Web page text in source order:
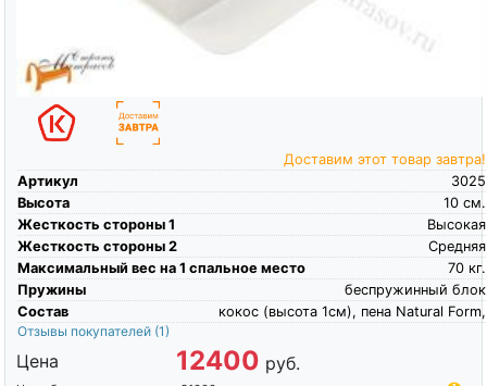
Доставим этот товар завтра!
Артикул
3025
Высота
см.
10
Жесткость стороны 1
Высокая
Жесткость стороны 2
Средняя
Максимальный вес на 1 спальное место
кг.
70
Пружины
беспружинный блок
Состав
кокос (высота 1см), пена Natural Form,
Отзывы покупателей (1)
Цена 12400 руб.